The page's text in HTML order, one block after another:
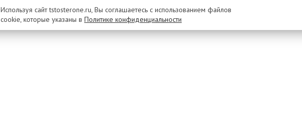
Используя сайт tstosterone.ru, Вы соглашаетесь с использованием файлов
cookie, которые указаны в Политике конфиденциальности